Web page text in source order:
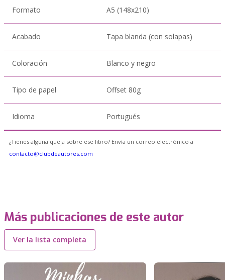
Formato A5 (148x210)
Acabado Tapa blanda (con solapas)
Coloración Blanco y negro
Tipo de papel Offset 80g
Idioma Portugués
¿Tienes alguna queja sobre ese libro? Envía un correo electrónico a
contacto@clubdeautores.com
Más publicaciones de este autor
Ver la lista completa